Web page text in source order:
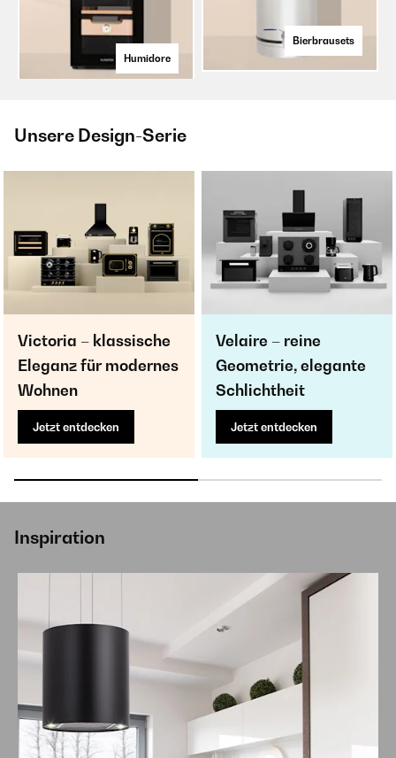
Humidore
Bierbrausets
Unsere Design-Serie
Victoria – klassische
Eleganz für modernes
Wohnen
Jetzt entdecken
Velaire – reine
Geometrie, elegante
Schlichtheit
Jetzt entdecken
Inspiration